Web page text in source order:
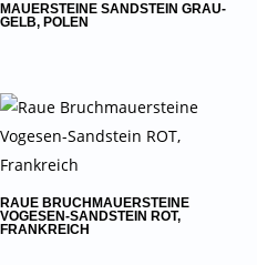
MAUERSTEINE SANDSTEIN GRAU-
GELB, POLEN
RAUE BRUCHMAUERSTEINE
VOGESEN-SANDSTEIN ROT,
FRANKREICH